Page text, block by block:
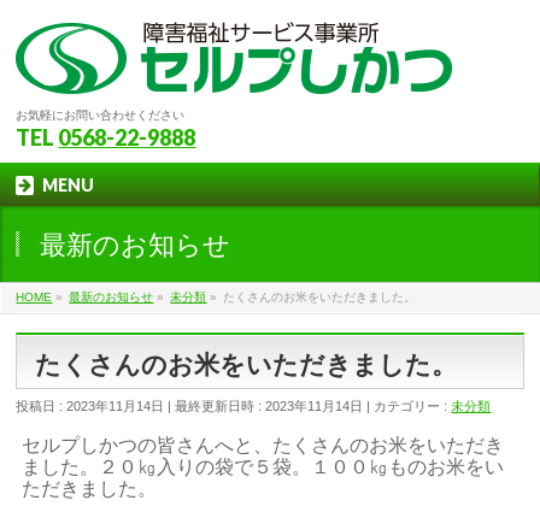
お気軽にお問い合わせください
TEL 0568-22-9888
MENU
最新のお知らせ
HOME » 最新のお知らせ » 未分類 » たくさんのお米をいただきました。
たくさんのお米をいただきました。
投稿日 : 2023年11月14日 最終更新日時 : 2023年11月14日 カテゴリー :未分類
セルプしかつの皆さんへと、たくさんのお米をいただき
ました。２０㎏入りの袋で５袋。１００㎏ものお米をい
ただきました。